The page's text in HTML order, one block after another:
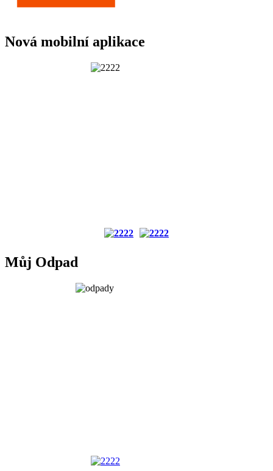
Nová mobilní aplikace
Můj Odpad